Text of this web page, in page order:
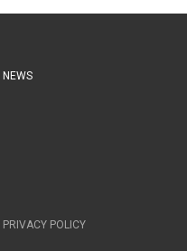
NEWS
PRIVACY POLICY